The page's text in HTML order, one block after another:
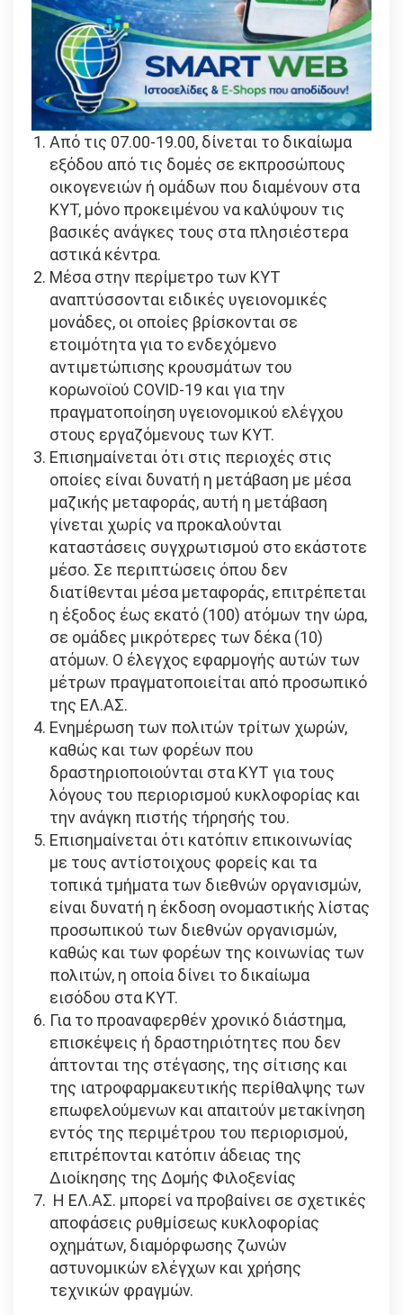
Από τις 07.00-19.00, δίνεται το δικαίωμα
εξόδου από τις δομές σε εκπροσώπους
οικογενειών ή ομάδων που διαμένουν στα
ΚΥΤ, μόνο προκειμένου να καλύψουν τις
βασικές ανάγκες τους στα πλησιέστερα
αστικά κέντρα.
Μέσα στην περίμετρο των ΚΥΤ
αναπτύσσονται ειδικές υγειονομικές
μονάδες, οι οποίες βρίσκονται σε
ετοιμότητα για το ενδεχόμενο
αντιμετώπισης κρουσμάτων του
κορωνοϊού COVID-19 και για την
πραγματοποίηση υγειονομικού ελέγχου
στους εργαζόμενους των ΚΥΤ.
Επισημαίνεται ότι στις περιοχές στις
οποίες είναι δυνατή η μετάβαση με μέσα
μαζικής μεταφοράς, αυτή η μετάβαση
γίνεται χωρίς να προκαλούνται
καταστάσεις συγχρωτισμού στο εκάστοτε
μέσο. Σε περιπτώσεις όπου δεν
διατίθενται μέσα μεταφοράς, επιτρέπεται
η έξοδος έως εκατό (100) ατόμων την ώρα,
σε ομάδες μικρότερες των δέκα (10)
ατόμων. Ο έλεγχος εφαρμογής αυτών των
μέτρων πραγματοποιείται από προσωπικό
της ΕΛ.ΑΣ.
Ενημέρωση των πολιτών τρίτων χωρών,
καθώς και των φορέων που
δραστηριοποιούνται στα ΚΥΤ για τους
λόγους του περιορισμού κυκλοφορίας και
την ανάγκη πιστής τήρησής του.
Επισημαίνεται ότι κατόπιν επικοινωνίας
με τους αντίστοιχους φορείς και τα
τοπικά τμήματα των διεθνών οργανισμών,
είναι δυνατή η έκδοση ονομαστικής λίστας
προσωπικού των διεθνών οργανισμών,
καθώς και των φορέων της κοινωνίας των
πολιτών, η οποία δίνει το δικαίωμα
εισόδου στα ΚΥΤ.
Για το προαναφερθέν χρονικό διάστημα,
επισκέψεις ή δραστηριότητες που δεν
άπτονται της στέγασης, της σίτισης και
της ιατροφαρμακευτικής περίθαλψης των
επωφελούμενων και απαιτούν μετακίνηση
εντός της περιμέτρου του περιορισμού,
επιτρέπονται κατόπιν άδειας της
Διοίκησης της Δομής Φιλοξενίας
Η ΕΛ.ΑΣ. μπορεί να προβαίνει σε σχετικές
αποφάσεις ρυθμίσεως κυκλοφορίας
οχημάτων, διαμόρφωσης ζωνών
αστυνομικών ελέγχων και χρήσης
τεχνικών φραγμών.